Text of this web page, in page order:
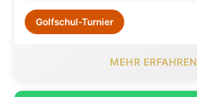
Golfschul-Turnier
MEHR ERFAHREN